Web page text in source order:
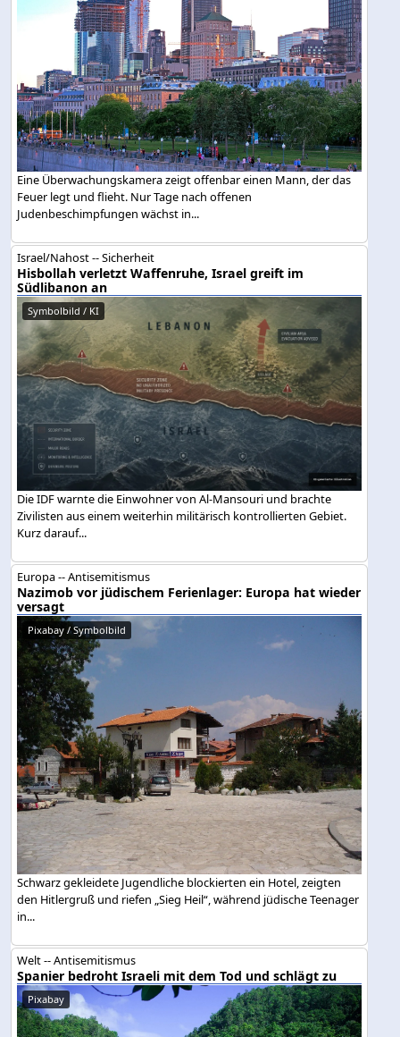
Eine Überwachungskamera zeigt offenbar einen Mann, der das
Feuer legt und flieht. Nur Tage nach offenen
Judenbeschimpfungen wächst in...
Israel/Nahost -- Sicherheit
Hisbollah verletzt Waffenruhe, Israel greift im
Südlibanon an
Symbolbild / KI
Die IDF warnte die Einwohner von Al-Mansouri und brachte
Zivilisten aus einem weiterhin militärisch kontrollierten Gebiet.
Kurz darauf...
Europa -- Antisemitismus
Nazimob vor jüdischem Ferienlager: Europa hat wieder
versagt
Pixabay / Symbolbild
Schwarz gekleidete Jugendliche blockierten ein Hotel, zeigten
den Hitlergruß und riefen „Sieg Heil“, während jüdische Teenager
in...
Welt -- Antisemitismus
Spanier bedroht Israeli mit dem Tod und schlägt zu
Pixabay